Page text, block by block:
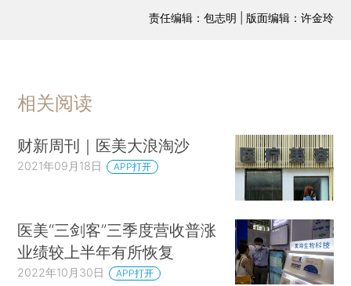
责任编辑：包志明 | 版面编辑：许金玲
相关阅读
财新周刊｜医美大浪淘沙
2021年09月18日 APP打开
医美“三剑客”三季度营收普涨
业绩较上半年有所恢复
2022年10月30日 APP打开